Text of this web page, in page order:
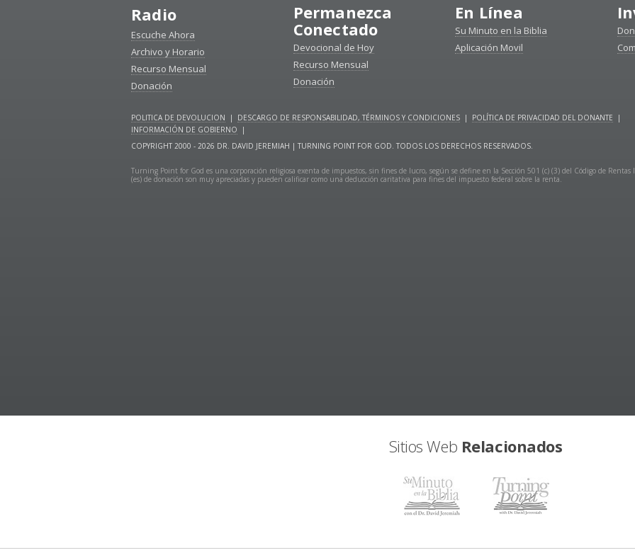
Radio
Escuche Ahora
Archivo y Horario
Recurso Mensual
Donación
Permanezca
Conectado
Devocional de Hoy
Recurso Mensual
Donación
En Línea
Su Minuto en la Biblia
Aplicación Movil
POLITICA DE DEVOLUCION | DESCARGO DE RESPONSABILIDAD, TÉRMINOS Y CONDICIONES | POLÍTICA DE PRIVACIDAD DEL DONANTE |
INFORMACIÓN DE GOBIERNO |
COPYRIGHT 2000 - 2026 DR. DAVID JEREMIAH | TURNING POINT FOR GOD. TODOS LOS DERECHOS RESERVADOS.
Turning Point for God es una corporación religiosa exenta de impuestos, sin fines de lucro, según se define en la Sección 501 (c) (3) del Código de Rentas
(es) de donación son muy apreciadas y pueden calificar como una deducción caritativa para fines del impuesto federal sobre la renta.
Sitios Web Relacionados